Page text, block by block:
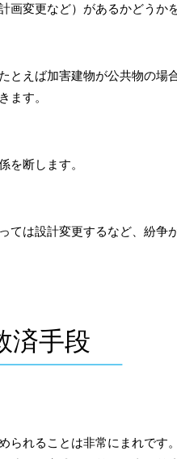
変更など）があるかどうか
えば加害建物が公共物の場
ます。
を断します。
は設計変更するなど、紛争
済手段
れることは非常にまれです